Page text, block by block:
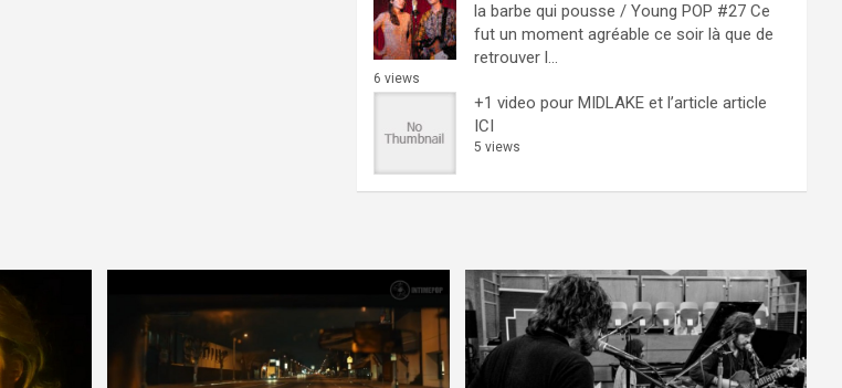
la barbe qui pousse / Young POP #27 Ce
fut un moment agréable ce soir là que de
retrouver l...
6 views
+1 video pour MIDLAKE et l’article article
ICI
5 views